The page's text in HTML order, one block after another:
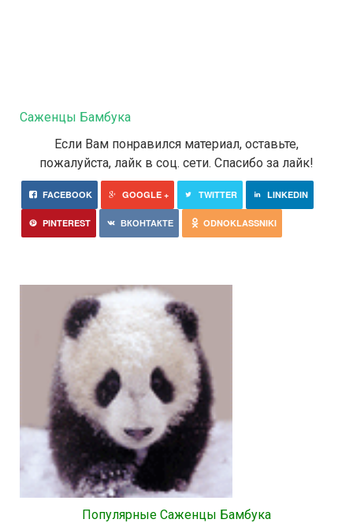
Саженцы Бамбука
Если Вам понравился материал, оставьте,
пожалуйста, лайк в соц. сети. Спасибо за лайк!
FACEBOOK GOOGLE + TWITTER LINKEDIN
PINTEREST ВКОНТАКТЕ ODNOKLASSNIKI
Популярные Саженцы Бамбука